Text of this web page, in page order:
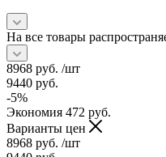
На все товары
8968 руб. /шт
9440 руб.
-5%
Экономия 472 руб.
Варианты цен
8968 руб. /шт